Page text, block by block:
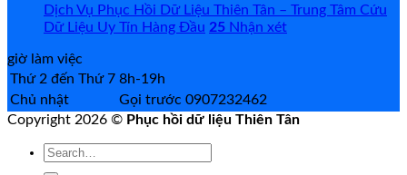
Dịch Vụ Phục Hồi Dữ Liệu Thiên Tân – Trung Tâm Cứu
Dữ Liệu Uy Tín Hàng Đầu 25 Nhận xét
giờ làm việc
Thứ 2 đến Thứ 7 8h-19h
Chủ nhật
Gọi trước 0907232462
Copyright 2026 © Phục hồi dữ liệu Thiên Tân
Search